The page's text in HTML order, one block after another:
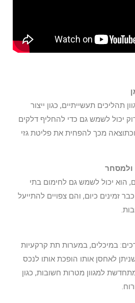
תהליכים תעשייתיים, כגון ייצור
יכול לשמש גם כדי להחליף דלקים
מכך להפחית את פליטת גזי
ולמסחר
הוא יכול לשמש גם לחימום בתי
זמינים כיום, והם צפויים להתייעל
במיכלים, במערות תת קרקעיות
לאחסן אותו הופכת אותו לנכס
למגוון מטרות חשובות, כגון